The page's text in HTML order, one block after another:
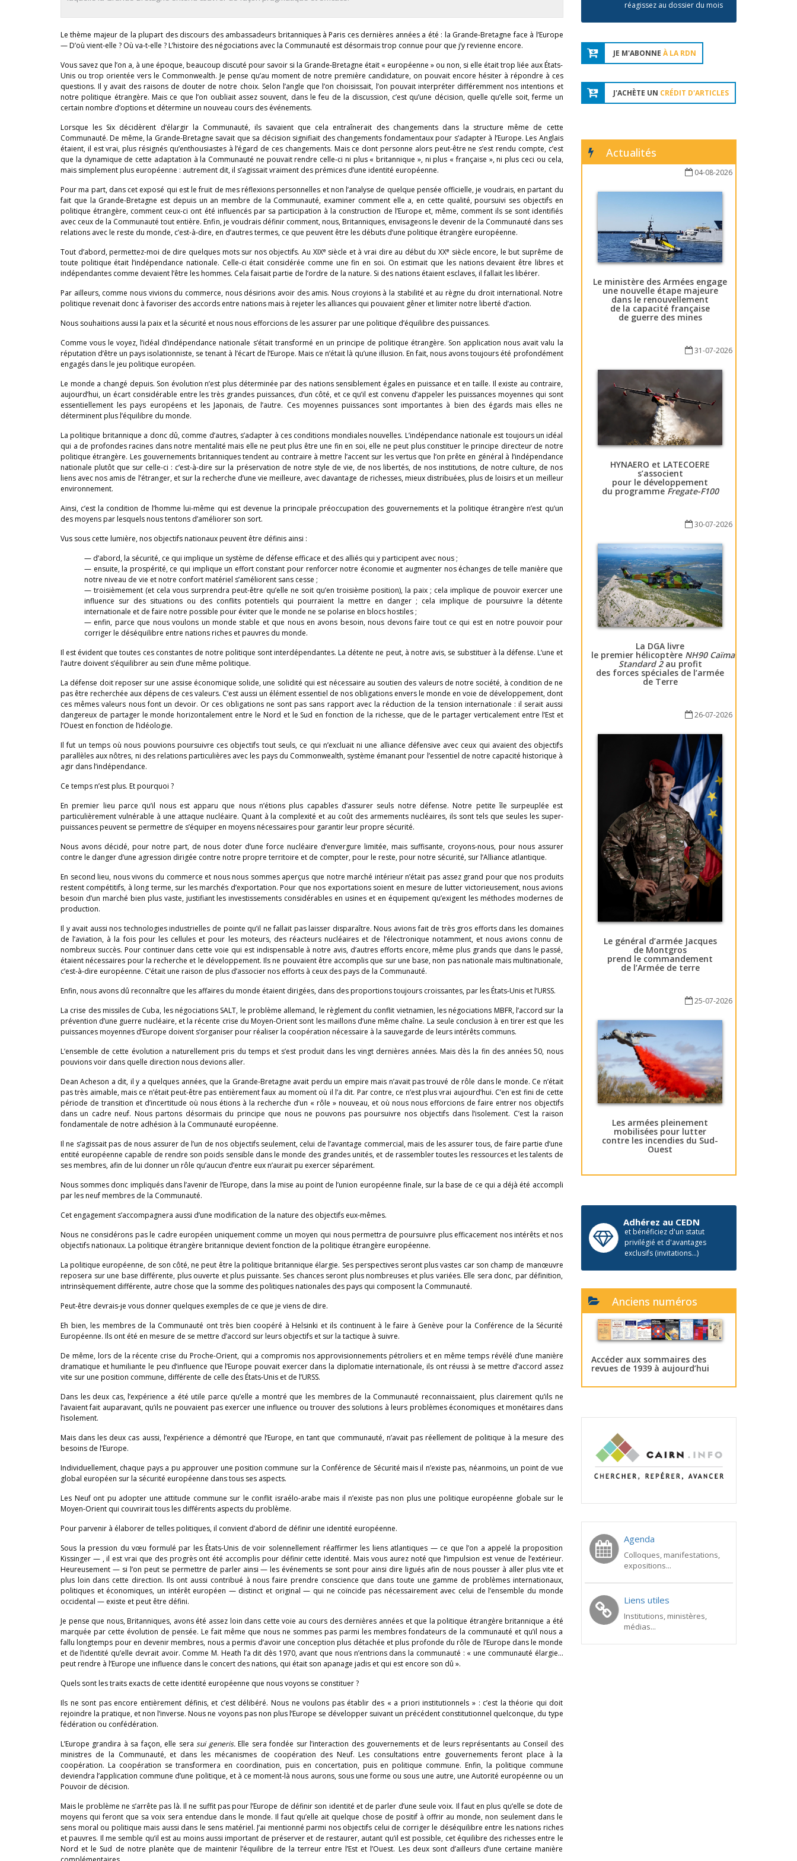
Le thème majeur de la plupart des discours des ambassadeurs britanniques à Paris ces dernières années a été : la Grande-Bretagne face à l’Europe
— D’où vient-elle ? Où va-t-elle ? L’histoire des négociations avec la Communauté est désormais trop connue pour que j’y revienne encore.
Vous savez que l’on a, à une époque, beaucoup discuté pour savoir si la Grande-Bretagne était « européenne » ou non, si elle était trop liée aux États-
Unis ou trop orientée vers le Commonwealth. Je pense qu’au moment de notre première candidature, on pouvait encore hésiter à répondre à ces
questions. Il y avait des raisons de douter de notre choix. Selon l’angle que l’on choisissait, l’on pouvait interpréter différemment nos intentions et
notre politique étrangère. Mais ce que l’on oubliait assez souvent, dans le feu de la discussion, c’est qu’une décision, quelle qu’elle soit, ferme un
certain nombre d’options et détermine un nouveau cours des événements.
Lorsque les Six décidèrent d’élargir la Communauté, ils savaient que cela entraînerait des changements dans la structure même de cette
Communauté. De même, la Grande-Bretagne savait que sa décision signifiait des changements fondamentaux pour s’adapter à l’Europe. Les Anglais
étaient, il est vrai, plus résignés qu’enthousiastes à l’égard de ces changements. Mais ce dont personne alors peut-être ne s’est rendu compte, c’est
que la dynamique de cette adaptation à la Communauté ne pouvait rendre celle-ci ni plus « britannique », ni plus « française », ni plus ceci ou cela,
mais simplement plus européenne : autrement dit, il s’agissait vraiment des prémices d’une identité européenne.
Pour ma part, dans cet exposé qui est le fruit de mes réflexions personnelles et non l’analyse de quelque pensée officielle, je voudrais, en partant du
fait que la Grande-Bretagne est depuis un an membre de la Communauté, examiner comment elle a, en cette qualité, poursuivi ses objectifs en
politique étrangère, comment ceux-ci ont été influencés par sa participation à la construction de l’Europe et, même, comment ils se sont identifiés
avec ceux de la Communauté tout entière. Enfin, je voudrais définir comment, nous, Britanniques, envisageons le devenir de la Communauté dans ses
relations avec le reste du monde, c’est-à-dire, en d’autres termes, ce que peuvent être les débuts d’une politique étrangère européenne.
Tout d’abord, permettez-moi de dire quelques mots sur nos objectifs. Au XIXesiècle et à vrai dire au début du XXesiècle encore, le but suprême de
toute politique était l’indépendance nationale. Celle-ci était considérée comme une fin en soi. On estimait que les nations devaient être libres et
indépendantes comme devaient l’être les hommes. Cela faisait partie de l’ordre de la nature. Si des nations étaient esclaves, il fallait les libérer.
Par ailleurs, comme nous vivions du commerce, nous désirions avoir des amis. Nous croyions à la stabilité et au règne du droit international. Notre
politique revenait donc à favoriser des accords entre nations mais à rejeter les alliances qui pouvaient gêner et limiter notre liberté d’action.
Nous souhaitions aussi la paix et la sécurité et nous nous efforcions de les assurer par une politique d’équilibre des puissances.
Comme vous le voyez, l’idéal d’indépendance nationale s’était transformé en un principe de politique étrangère. Son application nous avait valu la
réputation d’être un pays isolationniste, se tenant à l’écart de l’Europe. Mais ce n’était là qu’une illusion. En fait, nous avons toujours été profondément
engagés dans le jeu politique européen.
Le monde a changé depuis. Son évolution n’est plus déterminée par des nations sensiblement égales en puissance et en taille. Il existe au contraire,
aujourd’hui, un écart considérable entre les très grandes puissances, d’un côté, et ce qu’il est convenu d’appeler les puissances moyennes qui sont
essentiellement les pays européens et les Japonais, de l’autre. Ces moyennes puissances sont importantes à bien des égards mais elles ne
déterminent plus l’équilibre du monde.
La politique britannique a donc dû, comme d’autres, s’adapter à ces conditions mondiales nouvelles. L’indépendance nationale est toujours un idéal
qui a de profondes racines dans notre mentalité mais elle ne peut plus être une fin en soi, elle ne peut plus constituer le principe directeur de notre
politique étrangère. Les gouvernements britanniques tendent au contraire à mettre l’accent sur les vertus que l’on prête en général à l’indépendance
nationale plutôt que sur celle-ci : c’est-à-dire sur la préservation de notre style de vie, de nos libertés, de nos institutions, de notre culture, de nos
liens avec nos amis de l’étranger, et sur la recherche d’une vie meilleure, avec davantage de richesses, mieux distribuées, plus de loisirs et un meilleur
environnement.
Ainsi, c’est la condition de l’homme lui-même qui est devenue la principale préoccupation des gouvernements et la politique étrangère n’est qu’un
des moyens par lesquels nous tentons d’améliorer son sort.
Vus sous cette lumière, nos objectifs nationaux peuvent être définis ainsi :
— d’abord, la sécurité, ce qui implique un système de défense efficace et des alliés qui y participent avec nous ;
— ensuite, la prospérité, ce qui implique un effort constant pour renforcer notre économie et augmenter nos échanges de telle manière que
notre niveau de vie et notre confort matériel s’améliorent sans cesse ;
— troisièmement (et cela vous surprendra peut-être qu’elle ne soit qu’en troisième position), la paix ; cela implique de pouvoir exercer une
influence sur des situations ou des conflits potentiels qui pourraient la mettre en danger ; cela implique de poursuivre la détente
internationale et de faire notre possible pour éviter que le monde ne se polarise en blocs hostiles ;
— enfin, parce que nous voulons un monde stable et que nous en avons besoin, nous devons faire tout ce qui est en notre pouvoir pour
corriger le déséquilibre entre nations riches et pauvres du monde.
Il est évident que toutes ces constantes de notre politique sont interdépendantes. La détente ne peut, à notre avis, se substituer à la défense. L’une et
l’autre doivent s’équilibrer au sein d’une même politique.
La défense doit reposer sur une assise économique solide, une solidité qui est nécessaire au soutien des valeurs de notre société, à condition de ne
pas être recherchée aux dépens de ces valeurs. C’est aussi un élément essentiel de nos obligations envers le monde en voie de développement, dont
ces mêmes valeurs nous font un devoir. Or ces obligations ne sont pas sans rapport avec la réduction de la tension internationale : il serait aussi
dangereux de partager le monde horizontalement entre le Nord et le Sud en fonction de la richesse, que de le partager verticalement entre l’Est et
l’Ouest en fonction de l’idéologie.
Il fut un temps où nous pouvions poursuivre ces objectifs tout seuls, ce qui n’excluait ni une alliance défensive avec ceux qui avaient des objectifs
parallèles aux nôtres, ni des relations particulières avec les pays du Commonwealth, système émanant pour l’essentiel de notre capacité historique à
agir dans l’indépendance.
Ce temps n’est plus. Et pourquoi ?
En premier lieu parce qu’il nous est apparu que nous n’étions plus capables d’assurer seuls notre défense. Notre petite île surpeuplée est
particulièrement vulnérable à une attaque nucléaire. Quant à la complexité et au coût des armements nucléaires, ils sont tels que seules les super-
puissances peuvent se permettre de s’équiper en moyens nécessaires pour garantir leur propre sécurité.
Nous avons décidé, pour notre part, de nous doter d’une force nucléaire d’envergure limitée, mais suffisante, croyons-nous, pour nous assurer
contre le danger d’une agression dirigée contre notre propre territoire et de compter, pour le reste, pour notre sécurité, sur l’Alliance atlantique.
En second lieu, nous vivons du commerce et nous nous sommes aperçus que notre marché intérieur n’était pas assez grand pour que nos produits
restent compétitifs, à long terme, sur les marchés d’exportation. Pour que nos exportations soient en mesure de lutter victorieusement, nous avions
besoin d’un marché bien plus vaste, justifiant les investissements considérables en usines et en équipement qu’exigent les méthodes modernes de
production.
Il y avait aussi nos technologies industrielles de pointe qu’il ne fallait pas laisser disparaître. Nous avions fait de très gros efforts dans les domaines
de l’aviation, à la fois pour les cellules et pour les moteurs, des réacteurs nucléaires et de l’électronique notamment, et nous avions connu de
nombreux succès. Pour continuer dans cette voie qui est indispensable à notre avis, d’autres efforts encore, même plus grands que dans le passé,
étaient nécessaires pour la recherche et le développement. Ils ne pouvaient être accomplis que sur une base, non pas nationale mais multinationale,
c’est-à-dire européenne. C’était une raison de plus d’associer nos efforts à ceux des pays de la Communauté.
Enfin, nous avons dû reconnaître que les affaires du monde étaient dirigées, dans des proportions toujours croissantes, par les États-Unis et l’URSS.
La crise des missiles de Cuba, les négociations SALT, le problème allemand, le règlement du conflit vietnamien, les négociations MBFR, l’accord sur la
prévention d’une guerre nucléaire, et la récente crise du Moyen-Orient sont les maillons d’une même chaîne. La seule conclusion à en tirer est que les
puissances moyennes d’Europe doivent s’organiser pour réaliser la coopération nécessaire à la sauvegarde de leurs intérêts communs.
L’ensemble de cette évolution a naturellement pris du temps et s’est produit dans les vingt dernières années. Mais dès la fin des années 50, nous
pouvions voir dans quelle direction nous devions aller.
Dean Acheson a dit, il y a quelques années, que la Grande-Bretagne avait perdu un empire mais n’avait pas trouvé de rôle dans le monde. Ce n’était
pas très aimable, mais ce n’était peut-être pas entièrement faux au moment où il l’a dit. Par contre, ce n’est plus vrai aujourd’hui. C’en est fini de cette
période de transition et d’incertitude où nous étions à la recherche d’un « rôle » nouveau, et où nous nous efforcions de faire entrer nos objectifs
dans un cadre neuf. Nous partons désormais du principe que nous ne pouvons pas poursuivre nos objectifs dans l’isolement. C’est la raison
fondamentale de notre adhésion à la Communauté européenne.
Il ne s’agissait pas de nous assurer de l’un de nos objectifs seulement, celui de l’avantage commercial, mais de les assurer tous, de faire partie d’une
entité européenne capable de rendre son poids sensible dans le monde des grandes unités, et de rassembler toutes les ressources et les talents de
ses membres, afin de lui donner un rôle qu’aucun d’entre eux n’aurait pu exercer séparément.
Nous sommes donc impliqués dans l’avenir de l’Europe, dans la mise au point de l’union européenne finale, sur la base de ce qui a déjà été accompli
par les neuf membres de la Communauté.
Cet engagement s’accompagnera aussi d’une modification de la nature des objectifs eux-mêmes.
Nous ne considérons pas le cadre européen uniquement comme un moyen qui nous permettra de poursuivre plus efficacement nos intérêts et nos
objectifs nationaux. La politique étrangère britannique devient fonction de la politique étrangère européenne.
La politique européenne, de son côté, ne peut être la politique britannique élargie. Ses perspectives seront plus vastes car son champ de manœuvre
reposera sur une base différente, plus ouverte et plus puissante. Ses chances seront plus nombreuses et plus variées. Elle sera donc, par définition,
intrinsèquement différente, autre chose que la somme des politiques nationales des pays qui composent la Communauté.
Peut-être devrais-je vous donner quelques exemples de ce que je viens de dire.
Eh bien, les membres de la Communauté ont très bien coopéré à Helsinki et ils continuent à le faire à Genève pour la Conférence de la Sécurité
Européenne. Ils ont été en mesure de se mettre d’accord sur leurs objectifs et sur la tactique à suivre.
De même, lors de la récente crise du Proche-Orient, qui a compromis nos approvisionnements pétroliers et en même temps révélé d’une manière
dramatique et humiliante le peu d’influence que l’Europe pouvait exercer dans la diplomatie internationale, ils ont réussi à se mettre d’accord assez
vite sur une position commune, différente de celle des États-Unis et de l’URSS.
Dans les deux cas, l’expérience a été utile parce qu’elle a montré que les membres de la Communauté reconnaissaient, plus clairement qu’ils ne
l’avaient fait auparavant, qu’ils ne pouvaient pas exercer une influence ou trouver des solutions à leurs problèmes économiques et monétaires dans
l’isolement.
Mais dans les deux cas aussi, l’expérience a démontré que l’Europe, en tant que communauté, n’avait pas réellement de politique à la mesure des
besoins de l’Europe.
Individuellement, chaque pays a pu approuver une position commune sur la Conférence de Sécurité mais il n’existe pas, néanmoins, un point de vue
global européen sur la sécurité européenne dans tous ses aspects.
Les Neuf ont pu adopter une attitude commune sur le conflit israélo-arabe mais il n’existe pas non plus une politique européenne globale sur le
Moyen-Orient qui couvrirait tous les différents aspects du problème.
Pour parvenir à élaborer de telles politiques, il convient d’abord de définir une identité européenne.
Sous la pression du vœu formulé par les États-Unis de voir solennellement réaffirmer les liens atlantiques — ce que l’on a appelé la proposition
Kissinger — , il est vrai que des progrès ont été accomplis pour définir cette identité. Mais vous aurez noté que l’impulsion est venue de l’extérieur.
Heureusement — si l’on peut se permettre de parler ainsi — les événements se sont pour ainsi dire ligués afin de nous pousser à aller plus vite et
plus loin dans cette direction. Ils ont aussi contribué à nous faire prendre conscience que dans toute une gamme de problèmes internationaux,
politiques et économiques, un intérêt européen — distinct et original — qui ne coïncide pas nécessairement avec celui de l’ensemble du monde
occidental — existe et peut être défini.
Je pense que nous, Britanniques, avons été assez loin dans cette voie au cours des dernières années et que la politique étrangère britannique a été
marquée par cette évolution de pensée. Le fait même que nous ne sommes pas parmi les membres fondateurs de la communauté et qu’il nous a
fallu longtemps pour en devenir membres, nous a permis d’avoir une conception plus détachée et plus profonde du rôle de l’Europe dans le monde
et de l’identité qu’elle devrait avoir. Comme M. Heath l’a dit dès 1970, avant que nous n’entrions dans la communauté : « une communauté élargie…
peut rendre à l’Europe une influence dans le concert des nations, qui était son apanage jadis et qui est encore son dû ».
Quels sont les traits exacts de cette identité européenne que nous voyons se constituer ?
Ils ne sont pas encore entièrement définis, et c’est délibéré. Nous ne voulons pas établir des « a priori institutionnels » : c’est la théorie qui doit
rejoindre la pratique, et non l’inverse. Nous ne voyons pas non plus l’Europe se développer suivant un précédent constitutionnel quelconque, du type
fédération ou confédération.
L’Europe grandira à sa façon, elle serasui generis.Elle sera fondée sur l’interaction des gouvernements et de leurs représentants au Conseil des
ministres de la Communauté, et dans les mécanismes de coopération des Neuf. Les consultations entre gouvernements feront place à la
coopération. La coopération se transformera en coordination, puis en concertation, puis en politique commune. Enfin, la politique commune
deviendra l’application commune d’une politique, et à ce moment-là nous aurons, sous une forme ou sous une autre, une Autorité européenne ou un
Pouvoir de décision.
Mais le problème ne s’arrête pas là. Il ne suffit pas pour l’Europe de définir son identité et de parler d’une seule voix. Il faut en plus qu’elle se dote de
moyens qui feront que sa voix sera entendue dans le monde. Il faut qu’elle ait quelque chose de positif à offrir au monde, non seulement dans le
sens moral ou politique mais aussi dans le sens matériel. J’ai mentionné parmi nos objectifs celui de corriger le déséquilibre entre les nations riches
et pauvres. Il me semble qu’il est au moins aussi important de préserver et de restaurer, autant qu’il est possible, cet équilibre des richesses entre le
Nord et le Sud de notre planète que de maintenir l’équilibre de la terreur entre l’Est et l’Ouest. Les deux sont d’ailleurs d’une certaine manière
réagissez au dossier du mois
JE M'ABONNE À LA RDN
J'ACHÈTE UN CRÉDIT D'ARTICLES
Actualités
04-08-2026
Le ministère des Armées engage
une nouvelle étape majeure
dans le renouvellement
de la capacité française
de guerre des mines
31-07-2026
HYNAERO et LATECOERE
s’associent
pour le développement
du programme Fregate-F100
30-07-2026
La DGA livre
le premier hélicoptère NH90 Caïman
Standard 2au profit
des forces spéciales de l’armée
de Terre
26-07-2026
Le général d’armée Jacques
de Montgros
prend le commandement
de l’Armée de terre
25-07-2026
Les armées pleinement
mobilisées pour lutter
contre les incendies du Sud-
Ouest
Adhérez au CEDN
et bénéficiez d'un statut
privilégié et d'avantages
exclusifs (invitations...)
Anciens numéros
Accéder aux sommaires des
revues de 1939 à aujourd’hui
Agenda
Colloques, manifestations,
expositions...
Liens utiles
Institutions, ministères,
médias...